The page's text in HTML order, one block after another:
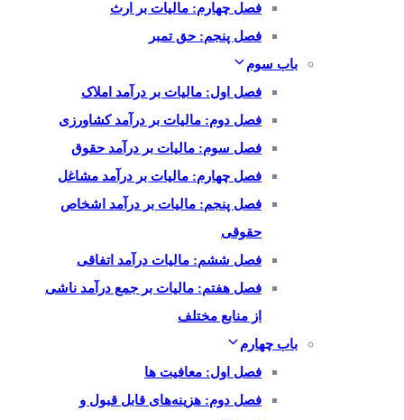
فصل چهارم: مالیات بر ارث
فصل پنجم: حق تمبر
باب سوم
فصل اول: مالیات بر درآمد املاک
فصل دوم: مالیات بر درآمد کشاورزی
فصل سوم: مالیات بر درآمد حقوق
فصل چهارم: مالیات بر درآمد مشاغل
فصل پنجم: مالیات بر درآمد اشخاص
حقوقی
فصل ششم: مالیات درآمد اتفاقی
فصل هفتم: مالیات بر جمع درآمد ناشی
از منابع مختلف
باب چهارم
فصل اول: معافیت ها
فصل دوم: هزینه‌های قابل قبول و